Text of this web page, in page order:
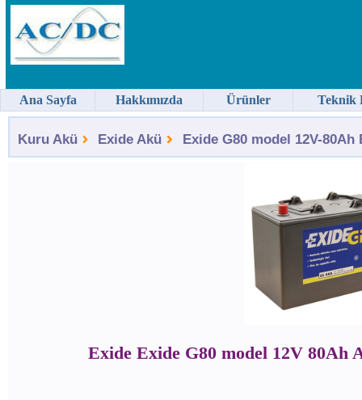
Kuru Akü Exide Akü Exide G80 model 12V-80Ah
Exide Exide G80 model 12V 80Ah
Ana Sayfa Hakkımızda Ürünler Teknik